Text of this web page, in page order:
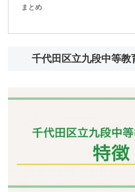
まとめ
千代田区立九段中等教